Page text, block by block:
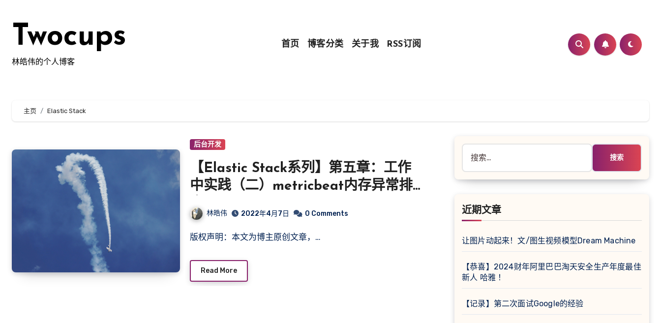
Twocups
林皓伟的个人博客
首页 博客分类 关于我 RSS订阅
主页 Elastic Stack
后台开发
【Elastic Stack系列】第五章：工作
中实践（二）metricbeat内存异常排
查
林皓伟 2022年4月7日 0 Comments
版权声明：本文为博主原创文章，…
Read More
索：
近期文章
让图片动起来！文/图生视频模型Dream Machine
【恭喜】2024财年阿里巴巴淘天安全生产年度最佳
新人 哈雅 ！
【记录】第二次面试Google的经验